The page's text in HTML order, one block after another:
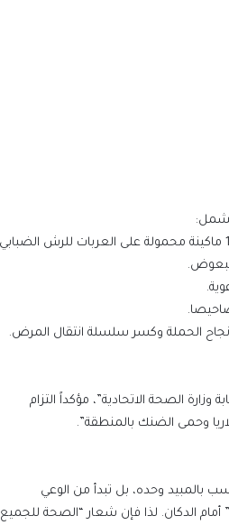
تشمل:
إنجاح الحملة وكسر سلسلة انتقال المرض.
وزارة الصحة الاتحادية”، مؤكداً التزام
وحمى الضنك بالمنطقة”.
بالمبيد وحده، بل تبدأ من الوعي
الدكان. لذا فإن شعار “الصحة للجميع